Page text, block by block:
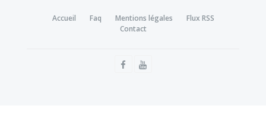
Accueil Faq Mentions légales
Flux RSS
Contact